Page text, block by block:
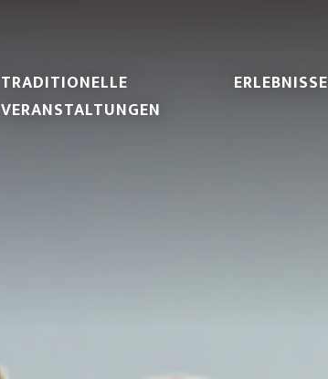
TRADITIONELLE
VERANSTALTUNGEN
ERLEBNISSE